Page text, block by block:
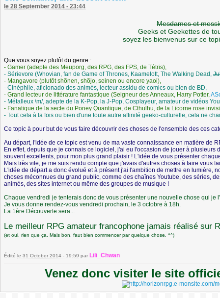
le 28 September 2014 - 23:44
Mesdames et
Geeks et Geekettes de
soyez les bienvenus sur ce
Que vous soyez plutôt du genre :
- Gamer (adepte des Meuporg, des RPG, des FPS, de Tétris),
- Sérievore (Whovian, fan de Game of Thrones, Kaamelott, The Walking Dead,
- Mangavore (plutôt shõnen, shõjo, seinen ou encore yaoi),
- Cinéphile, aficionado des animés, lecteur assidu de comics ou bien de BD,
- Grand lecteur de littérature fantastique (Seigneur des Anneaux, Harry Potter,
- Métalleux \m/, adepte de la K-Pop, la J-Pop, Cosplayeur, amateur de vidéos
- Fanatique de la secte du Poney Quantique, de Cthulhu, de la Licorne rose
- Tout cela à la fois ou bien d'une toute autre affinité geeko-culturelle, cela ne
Ce topic à pour but de vous faire découvrir des choses de l'ensemble des ces
Au départ, l'idée de ce topic est venu de ma vaste connaissance en matière de
En effet, depuis que je connais ce logiciel, j'ai eu l'occasion de jouer à
souvent excellents, pour mon plus grand plaisir ! L'idée de vous présenter
Mais très vite, je me suis rendu compte que j'avais d'autres choses à faire vous
L'idée de départ a donc évolué et à présent j'ai l'ambition de mettre en lumière,
choses méconnues du grand public, comme des chaînes Youtube, des séries,
animés, des sites internet ou même des groupes de musique !
Chaque vendredi je tenterais donc de vous présenter une nouvelle chose qui je
Je vous donne rendez-vous vendredi prochain, le 3 octobre à 18h.
La 1ère Découverte sera...
Le meilleur RPG amateur francophone jamais réalisé sur
(et oui, rien que ça. Mais bon, faut bien commencer par quelque chose. ^^)
Édité le 31 October 2014 - 19:59 par Lili_Chwan
Venez donc visiter le site